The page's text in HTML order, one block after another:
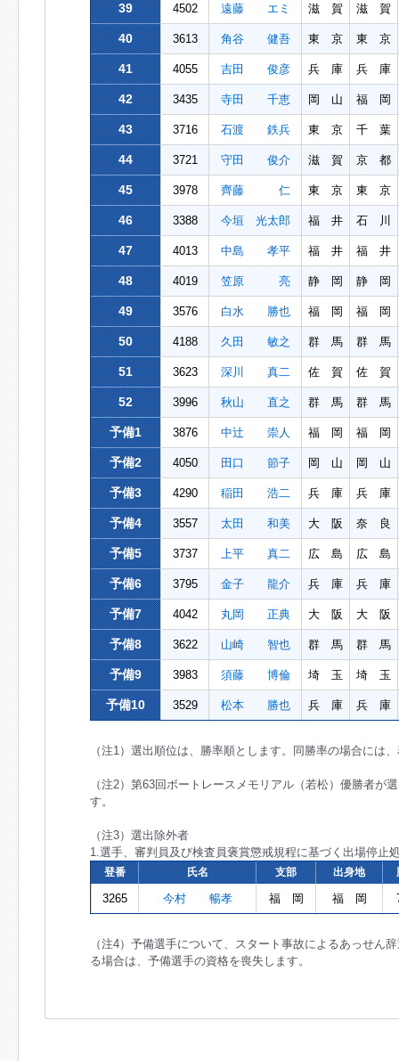
39 4502 遠藤 エミ 滋 賀 滋 賀
40 3613 角谷 健吾 東 京 東 京
41 4055 吉田 俊彦 兵 庫 兵 庫
42 3435 寺田 千恵 岡 山 福 岡
43 3716 石渡 鉄兵 東 京 千 葉
44 3721 守田 俊介 滋 賀 京 都
45 3978 齊藤 仁 東 京 東 京
46 3388 今垣 光太郎 福 井 石 川
47 4013 中島 孝平 福 井 福 井
48 4019 笠原 亮 静 岡 静 岡
49 3576 白水 勝也 福 岡 福 岡
50 4188 久田 敏之 群 馬 群 馬
51 3623 深川 真二 佐 賀 佐 賀
52 3996 秋山 直之 群 馬 群 馬
予備1 3876 中辻 崇人 福 岡 福 岡
予備2 4050 田口 節子 岡 山 岡 山
予備3 4290 稲田 浩二 兵 庫 兵 庫
予備4 3557 太田 和美 大 阪 奈 良
予備5 3737 上平 真二 広 島 広 島
予備6 3795 金子 龍介 兵 庫 兵 庫
予備7 4042 丸岡 正典 大 阪 大 阪
予備8 3622 山崎 智也 群 馬 群 馬
予備9 3983 須藤 博倫 埼 玉 埼 玉
予備10 3529 松本 勝也 兵 庫 兵 庫
（注1）選出順位は、勝率順とします。同勝率の場合には
（注2）第63回ボートレースメモリアル（若松）優勝者が
す。
（注3）選出除外者
1.選手、審判員及び検査員褒賞懲戒規程に基づく出場停止
登番 氏名 支部 出身地
3265 今村 暢孝 福 岡 福 岡
（注4）予備選手について、スタート事故によるあっせん
る場合は、予備選手の資格を喪失します。